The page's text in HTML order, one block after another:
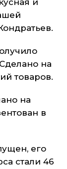
и
на
товаров.
на
в
его
стали 46